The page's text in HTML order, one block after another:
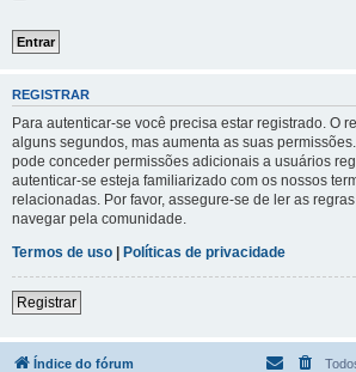
REGISTRAR
Para autenticar-se você precisa estar registrado. O
alguns segundos, mas aumenta as suas
pode conceder permissões adicionais a usuários
autenticar-se esteja familiarizado com os nossos
relacionadas. Por favor, assegure-se de ler as
navegar pela comunidade.
Termos de uso | Políticas de privacidade
Registrar
Índice do fórum